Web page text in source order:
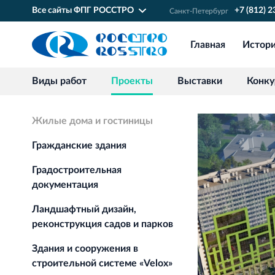
Все сайты ФПГ РОССТРО Санкт‐Петербург +7 (812)
Главная
Виды работ Проекты Выставки
Жилые дома и гостиницы
Гражданские здания
Градостроительная
документация
Ландшафтный дизайн,
реконструкция садов и парков
Здания и сооружения в
строительной системе «Velox»